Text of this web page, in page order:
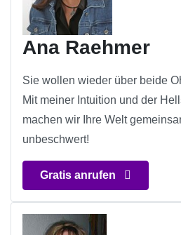
Ana Raehmer
Sie wollen wieder über beide
Mit meiner Intuition und der
machen wir Ihre Welt
unbeschwert!
Gratis anrufen